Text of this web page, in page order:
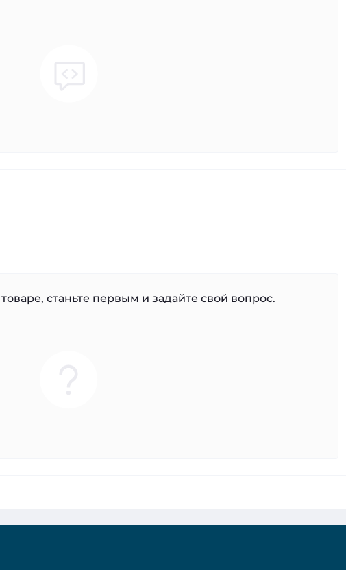
станьте первым и задайте свой вопрос.